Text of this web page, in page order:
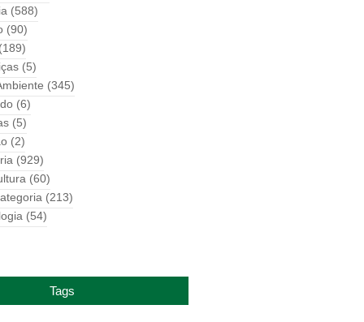
(588)
(90)
(5)
(345)
(6)
(5)
(2)
(929)
(60)
(213)
(54)
Tags